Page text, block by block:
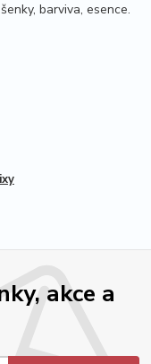
barviva, esence.
akce a